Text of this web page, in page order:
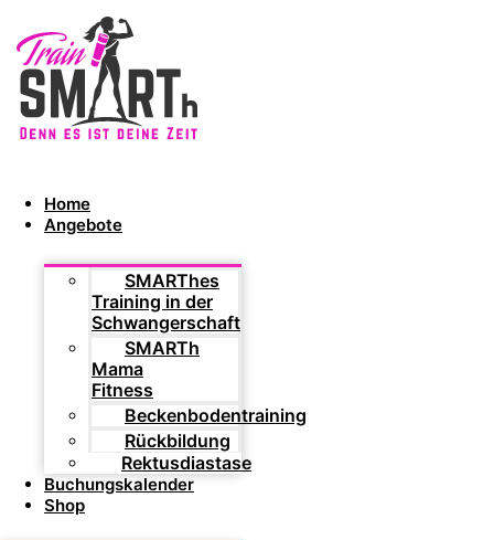
Home
Angebote
SMARThes
Training in der
Schwangerschaft
SMARTh
Mama
Fitness
Beckenbodentraining
Rückbildung
Rektusdiastase
Buchungskalender
Shop